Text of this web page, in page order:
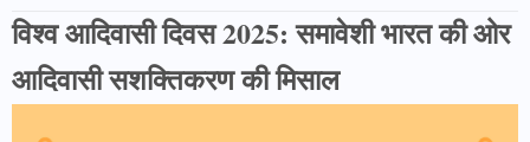
विश्व आदिवासी दिवस 2025: समावेशी भारत की ओर
आदिवासी सशक्तिकरण की मिसाल